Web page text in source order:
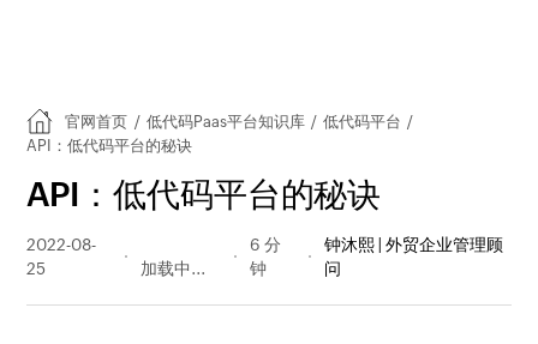
官网首页 / 低代码Paas平台知识库 / 低代码平台 /
API：低代码平台的秘诀
API：低代码平台的秘诀
2022-08-
25
量
6 分
钟
钟沐熙 | 外贸企业管理顾
问